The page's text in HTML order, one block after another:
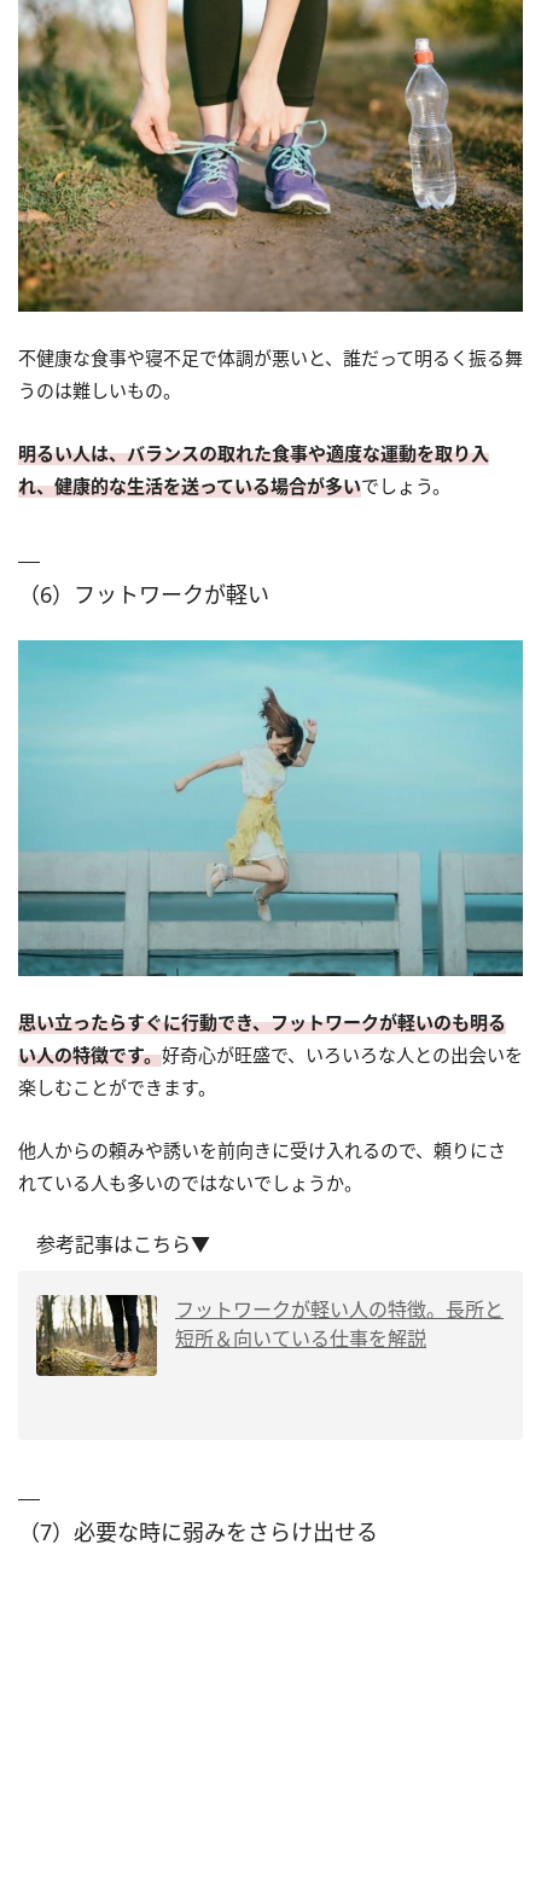
不健康な食事や寝不足で体調が悪いと、誰だって明るく振る舞
うのは難しいもの。
明るい人は、バランスの取れた食事や適度な運動を取り入
れ、健康的な生活を送っている場合が多いでしょう。
（6）フットワークが軽い
思い立ったらすぐに行動でき、フットワークが軽いのも明る
い人の特徴です。好奇心が旺盛で、いろいろな人との出会いを
楽しむことができます。
他人からの頼みや誘いを前向きに受け入れるので、頼りにさ
れている人も多いのではないでしょうか。
参考記事はこちら▼
フットワークが軽い人の特徴。長所と
短所＆向いている仕事を解説
（7）必要な時に弱みをさらけ出せる